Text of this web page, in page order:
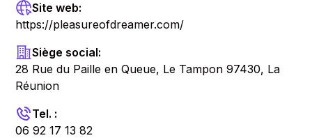
Site web:
https://pleasureofdreamer.com/
Siège social:
28 Rue du Paille en Queue, Le Tampon 97430, La
Réunion
Tel. :
06 92 17 13 82